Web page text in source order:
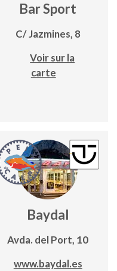
Bar Sport
C/ Jazmines, 8
Voir sur la
carte
Baydal
Avda. del Port, 10
www.baydal.es